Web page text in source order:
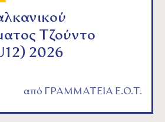
Τζούντο
2026
από ΓΡΑΜΜΑΤΕΙΑ Ε.Ο.Τ.